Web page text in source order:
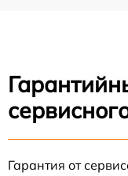
Гарантия от